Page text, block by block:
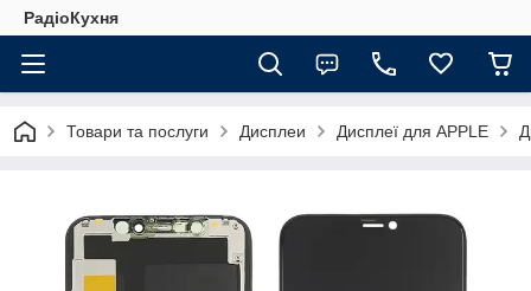
РадіоКухня
Товари та послуги Дисплеи Дисплеї для APPLE